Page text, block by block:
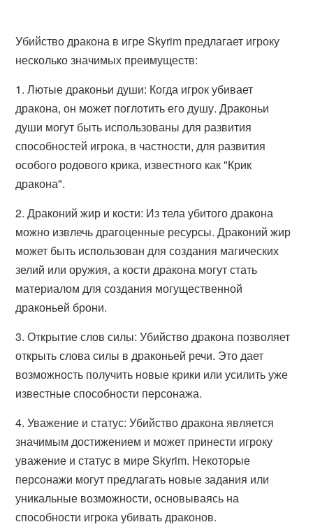
Убийство дракона в игре Skyrim предлагает игроку
несколько значимых преимуществ:
1. Лютые драконьи души: Когда игрок убивает
дракона, он может поглотить его душу. Драконьи
души могут быть использованы для развития
способностей игрока, в частности, для развития
особого родового крика, известного как "Крик
дракона".
2. Драконий жир и кости: Из тела убитого дракона
можно извлечь драгоценные ресурсы. Драконий жир
может быть использован для создания магических
зелий или оружия, а кости дракона могут стать
материалом для создания могущественной
драконьей брони.
3. Открытие слов силы: Убийство дракона позволяет
открыть слова силы в драконьей речи. Это дает
возможность получить новые крики или усилить уже
известные способности персонажа.
4. Уважение и статус: Убийство дракона является
значимым достижением и может принести игроку
уважение и статус в мире Skyrim. Некоторые
персонажи могут предлагать новые задания или
уникальные возможности, основываясь на
способности игрока убивать драконов.